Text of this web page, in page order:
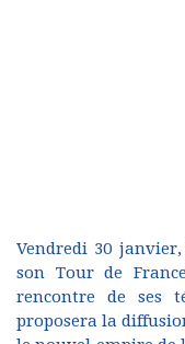
Vendredi 30
son Tour de
rencontre de ses
proposera la